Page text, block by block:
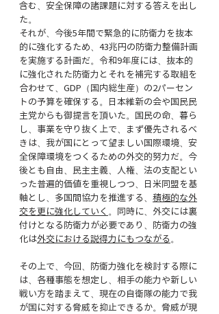
含む、安全保障の諸課題に対する答えを出し
た。
それが、今後5年間で緊急的に防衛力を抜本
的に強化するため、43兆円の防衛力整備計画
を実施する計画だ。令和9年度には、抜本的
に強化された防衛力とそれを補完する取組を
合わせて、GDP（国内総生産）の2パーセン
トの予算を確保する。日本維新の会や国民民
主党からも御提言を頂いた。国民の命、暮ら
し、事業を守り抜く上で、まず優先されるべ
きは、我が国にとって望ましい国際環境、安
全保障環境をつくるための外交的努力だ。今
後とも自由、民主主義、人権、法の支配とい
った普遍的価値を重視しつつ、日米同盟を基
軸とし、多国間協力を推進する、 積極的な外
交を更に強化していく 。同時に、外交には裏
付けとなる防衛力が必要であり、防衛力の強
化は外交における説得力にもつながる。
その上で、今回、防衛力強化を検討する際に
は、各種事態を想定し、相手の能力や新しい
戦い方を踏まえて、現在の自衛隊の能力で我
が国に対する脅威を抑止できるか。脅威が現